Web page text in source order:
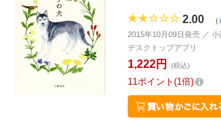
2.00 （
2015年10月09日発売 ／
デスクトップアプリ
1,222円 (税込)
11 ポイント 1倍